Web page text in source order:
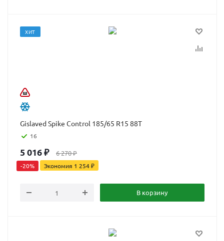
ХИТ
Gislaved Spike Control 185/65 R15 88T
16
5 016₽ 6 270₽
-20% Экономия 1 254₽
В корзину